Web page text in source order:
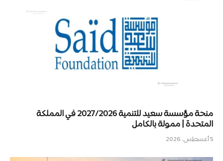
منحة مؤسسة سعيد للتنمية 2027/2026 في المملكة
المتحدة | ممولة بالكامل
5 أغسطس، 2026